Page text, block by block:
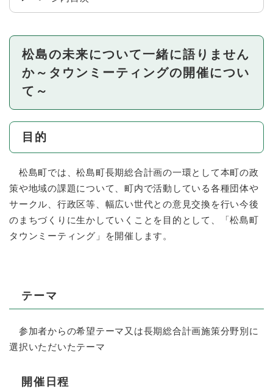
松島の未来について一緒に語りません
か～タウンミーティングの開催につい
て～
目的
松島町では、松島町長期総合計画の一環として本町の政
策や地域の課題について、町内で活動している各種団体や
サークル、行政区等、幅広い世代との意見交換を行い今後
のまちづくりに生かしていくことを目的として、「松島町
タウンミーティング」を開催します。
テーマ
参加者からの希望テーマ又は長期総合計画施策分野別に
選択いただいたテーマ
開催日程